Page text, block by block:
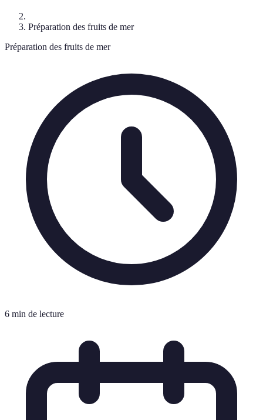
Préparation des fruits de mer
Préparation des fruits de mer
6 min de lecture